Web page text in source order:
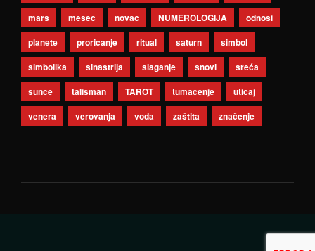
mars
mesec novac NUMEROLOGIJA
odnosi
planete
proricanje ritual saturn
simbol
simbolika
sinastrija slaganje snovi
sreća
sunce
talisman TAROT tumačenje
uticaj
venera
verovanja voda zaštita značenje